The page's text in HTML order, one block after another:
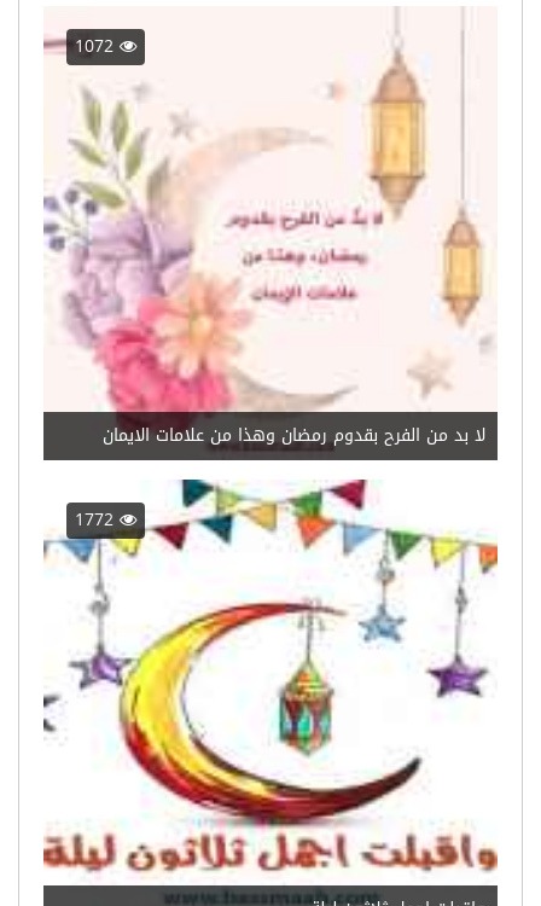
1072
لا بد من الفرح بقدوم رمضان وهذا من علامات الايمان
1772